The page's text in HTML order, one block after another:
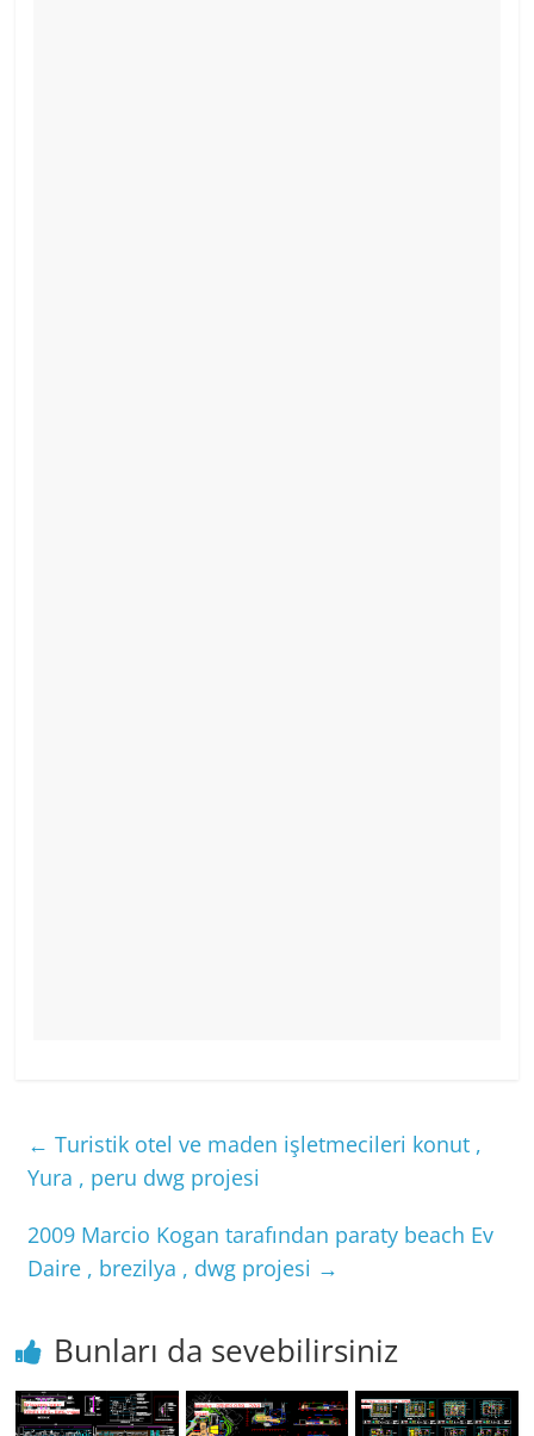
← Turistik otel ve maden işletmecileri konut ,
Yura , peru dwg projesi
2009 Marcio Kogan tarafından paraty beach Ev
Daire , brezilya , dwg projesi →
Bunları da sevebilirsiniz